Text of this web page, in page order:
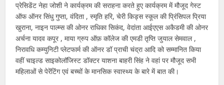
प्रेसिडेंट नेहा जोशी ने कार्यक्रम की सराहना करते हुए कार्यक्रम में मौजूद गेस्ट
ऑफ ऑनर सिंधु गुप्ता, वंदिता , स्मृति हरि, चेरी किड्स स्कूल की प्रिंसिपल प्रिया
खुराना, नाइन पाल्म्स की ओनर राधिका सिकंद, वेदांता आईएएस अकैडमी की ओनर
अर्चना यादव कपूर , माया ग्रुप ऑफ़ कॉलेज की एमडी तृप्ति जुयाल सेमवाल ,
निरावधि कम्युनिटी प्लेटफार्म की ऑनर डॉ प्राची चंद्रा आदि को सम्मानित किया
वहीं चाइल्ड साइकोलॉजिस्ट डॉक्टर याशना बाहरी सिंह ने वहां पर मौजूद सभी
महिलाओं से पेरेंटिंग एवं बच्चों के मानसिक स्वास्थ्य के बारे में बात की।